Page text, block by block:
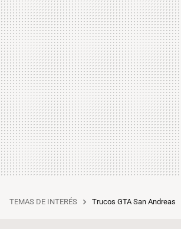
TEMAS DE INTERÉS Trucos GTA San Andreas